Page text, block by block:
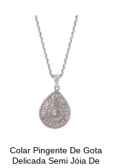
Colar Pingente De Gota
Delicada Semi Jóia De